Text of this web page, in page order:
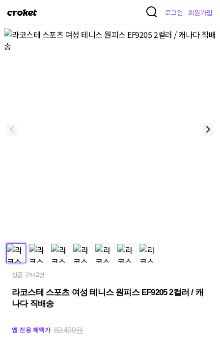
크
켓
로그인 회원가입
상품 구매 2건
라코스테 스포츠 여성 테니스 원피스 EF9205 2컬러 / 캐
나다 직배송
앱 전용 혜택가 82,400원